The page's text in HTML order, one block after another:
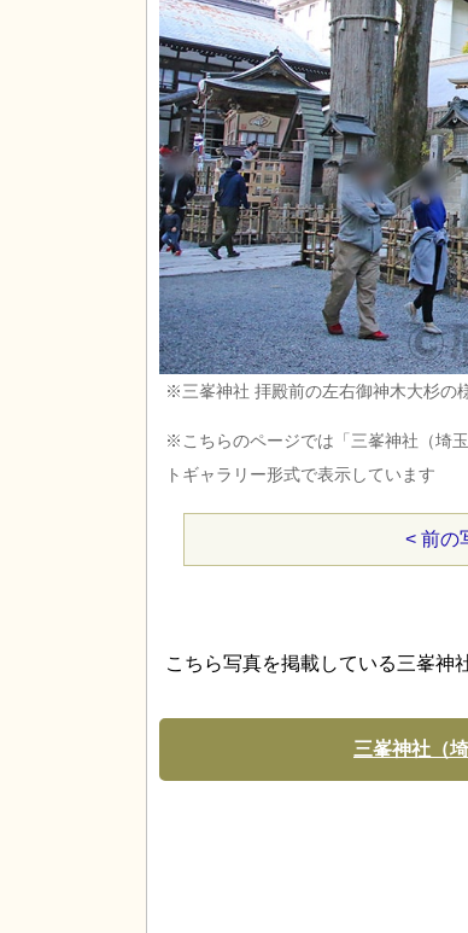
※三峯神社 拝殿前の左右御神木大杉の
※こちらのページでは「三峯神社（埼
トギャラリー形式で表示しています
< 前の
こちら写真を掲載している三峯神
三峯神社（